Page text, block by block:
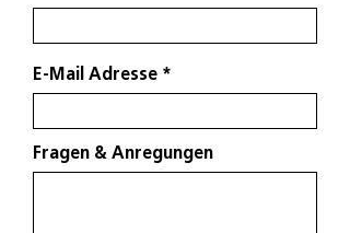
E-Mail Adresse
Fragen & Anregungen